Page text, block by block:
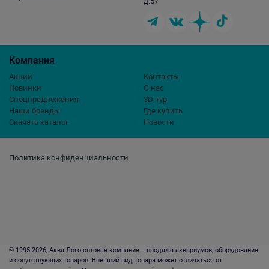
Политика конфиденциальности
Компания
Акции
Новинки
Спецпредложения
Наши бренды
Скачать каталог
Контакты
О нас
3D-тур
Где купить
Новости
© 1995-2026, Аква Лого оптовая компания – продажа аквариумов, оборудования
и сопутствующих товаров. Внешний вид товара может отличаться от